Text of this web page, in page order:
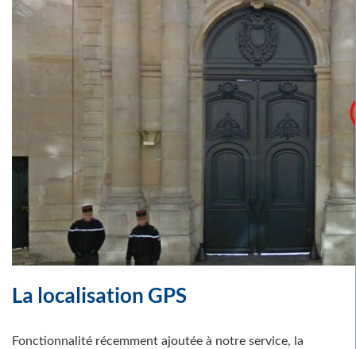
La localisation GPS
Fonctionnalité récemment ajoutée à notre service, la